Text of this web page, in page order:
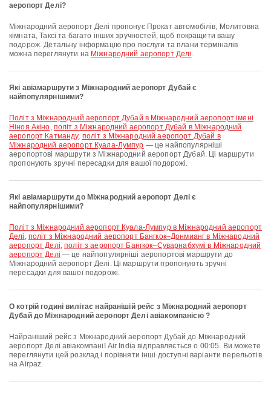
аеропорт Делі?
Міжнародний аеропорт Делі пропонує Прокат автомобілів, Молитовна
кімната, Таксі та багато інших зручностей, щоб покращити вашу
подорож. Детальну інформацію про послуги та плани терміналів
можна переглянути на Міжнародний аеропорт Делі.
Які авіамаршрути з Міжнародний аеропорт Дубай є
найпопулярнішими?
політ з Міжнародний аеропорт Дубай в Міжнародний аеропорт імені
Ніноя Акіно, політ з Міжнародний аеропорт Дубай в Міжнародний
аеропорт Катманду, політ з Міжнародний аеропорт Дубай в
Міжнародний аеропорт Куала-Лумпур — це найпопулярніші
аеропортові маршрути з Міжнародний аеропорт Дубай. Ці маршрути
пропонують зручні пересадки для вашої подорожі.
Які авіамаршрути до Міжнародний аеропорт Делі є
найпопулярнішими?
політ з Міжнародний аеропорт Куала-Лумпур в Міжнародний аеропорт
Делі , політ з Міжнародний аеропорт Бангкок–Донмианг в Міжнародний
аеропорт Делі,політ з аеропорт Бангкок–Суварнабхумі в Міжнародний
аеропорт Делі — це найпопулярніші аеропортові маршрути до
Міжнародний аеропорт Делі. Ці маршрути пропонують зручні
пересадки для вашої подорожі.
О котрій годині вилітає найранішій рейс з Міжнародний аеропорт
Дубай до Міжнародний аеропорт Делі авіакомпанією ?
Найраніший рейс з Міжнародний аеропорт Дубай до Міжнародний
аеропорт Делі авіакомпанії Air India відправляється о 00:05. Ви можете
переглянути цей розклад і порівняти інші доступні варіанти перельотів
на Airpaz.